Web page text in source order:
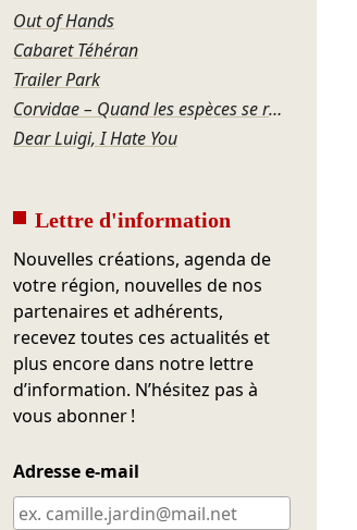
Out of Hands
Cabaret Téhéran
Trailer Park
Corvidae – Quand les espèces se regardent
Dear Luigi, I Hate You
Lettre d'information
Nouvelles créations, agenda de
votre région, nouvelles de nos
partenaires et adhérents,
recevez toutes ces actualités et
plus encore dans notre lettre
d’information. N’hésitez pas à
vous abonner !
Adresse e-mail